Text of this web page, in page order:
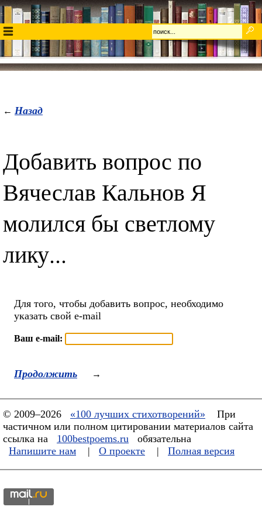
← Назад
Добавить вопрос по
Вячеслав Кальнов Я
молился бы светлому
лику...
Для того, чтобы добавить вопрос, необходимо
указать свой e-mail
Ваш e-mail:
Продолжить →
© 2009–2026 «100 лучших стихотворений»
При
частичном или полном цитировании материалов сайта
ссылка на
100bestpoems.ru
обязательна
Напишите нам
| О проекте | Полная версия